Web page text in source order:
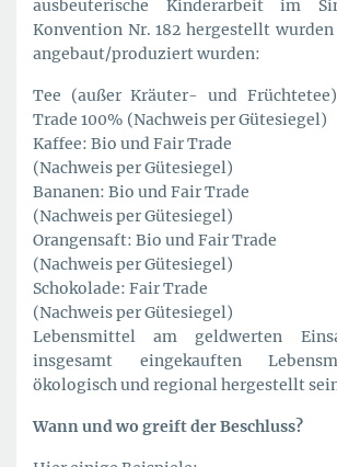
ausbeuterische Kinderarbeit im
Konvention Nr. 182 hergestellt
angebaut/produziert wurden:
Tee (außer Kräuter- und
Trade 100% (Nachweis per Gütesiegel)
Kaffee: Bio und Fair Trade
(Nachweis per Gütesiegel)
Bananen: Bio und Fair Trade
(Nachweis per Gütesiegel)
Orangensaft: Bio und Fair Trade
(Nachweis per Gütesiegel)
Schokolade: Fair Trade
(Nachweis per Gütesiegel)
Lebensmittel am geldwerten
insgesamt eingekauften
ökologisch und regional hergestellt
Wann und wo greift der Beschluss?